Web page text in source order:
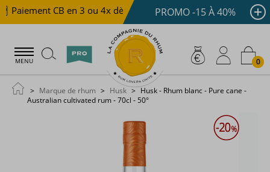
Paiement CB en 3 ou 4x dès 100 € Livraison offerte
PROMO -15 À 40%
MENU 0
Marque de rhum Husk
Husk - Rhum blanc - Pure cane -
Australian cultivated rum - 70cl - 50°